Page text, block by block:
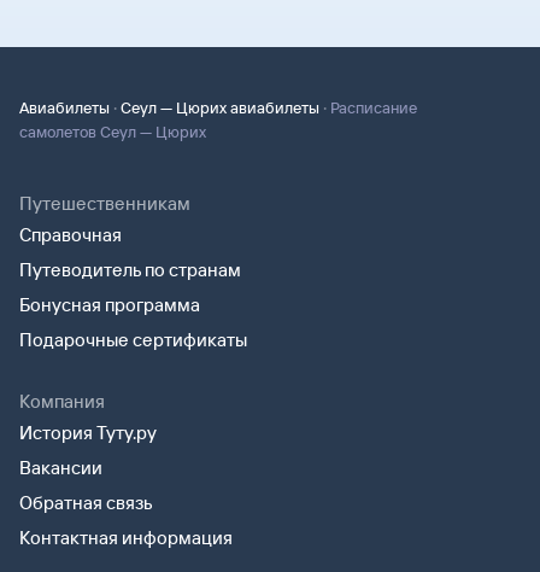
Авиабилеты ·Сеул — Цюрих авиабилеты · Расписание
самолетов Сеул — Цюрих
Путешественникам
Справочная
Путеводитель по странам
Бонусная программа
Подарочные сертификаты
Компания
История Туту.ру
Вакансии
Обратная связь
Контактная информация